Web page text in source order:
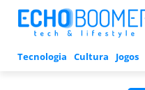
Tecnologia Cultura Jogos